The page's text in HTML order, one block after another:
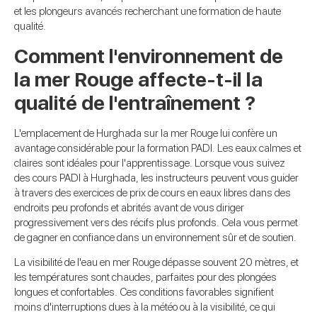
et les plongeurs avancés recherchant une formation de haute
qualité.
Comment l'environnement de
la mer Rouge affecte-t-il la
qualité de l'entraînement ?
L'emplacement de Hurghada sur la mer Rouge lui confère un
avantage considérable pour la formation PADI. Les eaux calmes et
claires sont idéales pour l'apprentissage. Lorsque vous suivez
des cours PADI à Hurghada, les instructeurs peuvent vous guider
à travers des exercices de prix de cours en eaux libres dans des
endroits peu profonds et abrités avant de vous diriger
progressivement vers des récifs plus profonds. Cela vous permet
de gagner en confiance dans un environnement sûr et de soutien.
La visibilité de l'eau en mer Rouge dépasse souvent 20 mètres, et
les températures sont chaudes, parfaites pour des plongées
longues et confortables. Ces conditions favorables signifient
moins d'interruptions dues à la météo ou à la visibilité, ce qui